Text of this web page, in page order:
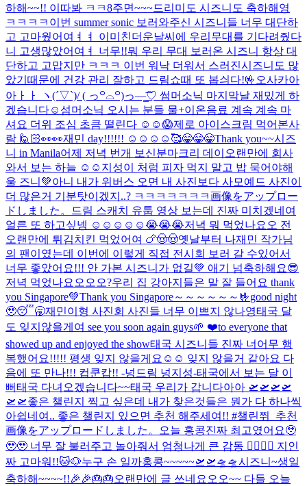
하해~~!! 이따봐 ㅋㅋ8주면~~~드리미도 시즈니도 축하해영
ㅋㅋㅋㅋ 이번 summer sonic 보러와주신 시즈니들 너무 대단하
고 고마웠어여ㅕㅕ 이미친더운날씨에 우리무대를 기다려줬다
니 고생많았어여ㅕ 너무!!뭐 우리 무대 보러온 시즈니 항상 대
단하고 고맙지만 ㅋㅋㅋ 이번 워낙 더워서 스러진시즈니도 많
았기때문에 건강 관리 잘하고 드림쇼때 또 봅싀다!🤟 오사카아
아ㅏㅏ ヽ(´▽`)/ ( っ꒪⌓꒪)っ—̳͟͞͞♡ 썸머소닉 마지막날 재밌게 하
겠습니다☺️ 섬머소닉 오시는 분들 물+이온음료 계속 계속 마
셔요 더위 조심 초큼 떨린다 ☺️☺️😱제로 아이스크림 먹어본사
람 🙋🏻👀👀재민 day!!!!!! ☺️☺️☺️☺️ 🥰😁😁😁Thank you~~시즈
니 in Manila어제 저녁 번개 보신분마크리 데이 오랜만에 회사
와서 보는 하늘 ☺️☺️ 지성이 처럼 피자 먹지 말고 밥 묵어야해
울 즈니💚아니 내가 위버스 오면 내 사진보다 사모예드 사진이
더 많은거 기분탓이겠지..? ㅋㅋㅋㅋㅋㅋㅋ画像をアップロー
ドしました。
드림 스캐치 유툽 영상 보는데 진짜 미치겠네여
얼른 또 하고싶넹 ☺️☺️☺️☺️☺️😭😭😭저녁 뭐 먹었나요오 전
오랜만에 튀김치킨 먹었어여 🍗🤠🤠옛날부터 나재민 작가님
의 팬이였는데 이번에 이렇게 직접 전시회 보러 갈 수있어서
너무 좋았어요!!! 안 가본 시즈니가 없길💚 애기 넘축하해요😎
저녁 먹었나요오오오?우리 집 강아지들은 말 잘 들어요 thank
you Singapore💚Thank you Singapore～～～～～～🤟good night
🥹😴🥱재민이형 사진회 사진들 너무 이쁘지 않나영태국 달
도 잊지않을게여 see you soon again guys🌱 ❤️to everyone that
showed up and enjoyed the show태국 시즈니들 진짜 너어무 행
복했어요!!!!! 평생 잊지 않을게요☺️☺️ 잊지 않을거 같아요 다
음에 또 만나!!! 컵쿤캅!! -넝드림 넝지성-태국에서 보는 달 이
뻐태국 다녀오겠습니다~~태국 우리가 갑니다아아 🛫🛫🛫🛫
🛫🛫좋은 챌린지 찍고 싶은데 내가 찾은것들은 뭔가 다 하나씩
아쉽네여.. 좋은 챌린지 있으면 추천 해주세여!! #챌린쮜_추천
画像をアップロードしました。
오늘 홍콩진짜 최고였어요🥹
🥹🥹 너무 잘 불러주고 놀아줘서 엄청나게 큰 감동 🙂‍↕️🙂‍↕️ 지인
짜 고마워!!🐱🐶누구 손 일까홍콩~~~~~🛫🛫🛸🛸시즈니~생일
축하해~~~~!!🎉🎉🎂🎂오랜만에 글 쓰네요오오~~ 다들 오늘